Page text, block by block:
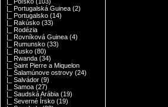
|_ Portugalská Guinea (2)
|_ Portugalsko (14)
|_ Rakúsko (33)
|_ Rodézia
|_ Rovníková Guinea (4)
|_ Rumunsko (33)
|_ Rusko (80)
|_ Rwanda (34)
|_ Saint Pierre a Miquelon
|_ Šalamúnove ostrovy (24)
|_ Salvádor (9)
|_ Samoa (27)
|_ Saudská Arábia (19)
|_ Severné Írsko (19)